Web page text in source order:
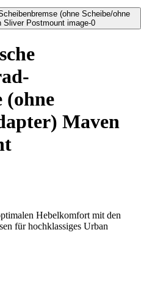
(ohne
Maven
Hebelkomfort mit den
für hochklassiges Urban